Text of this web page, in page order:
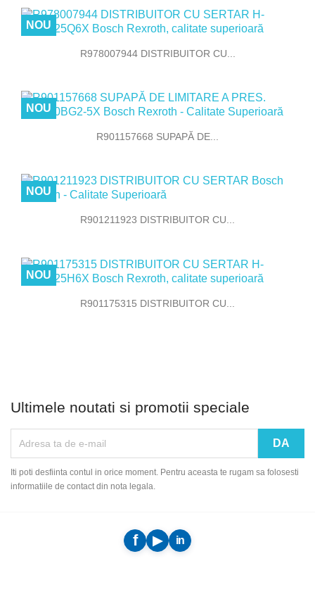
R978007944 DISTRIBUITOR CU...
NOU
R901157668 SUPAPĂ DE...
NOU
R901211923 DISTRIBUITOR CU...
NOU
R901175315 DISTRIBUITOR CU...
NOU
Ultimele noutati si promotii speciale
Iti poti desfiinta contul in orice moment. Pentru aceasta te rugam sa folosesti
informatiile de contact din nota legala.